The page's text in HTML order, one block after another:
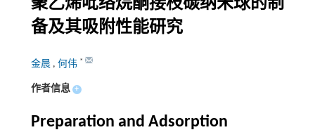
聚乙烯吡络烷酮接枝碳纳米球的制
备及其吸附性能研究
金晨 , 何伟 *
作者信息 +
Preparation and Adsorption